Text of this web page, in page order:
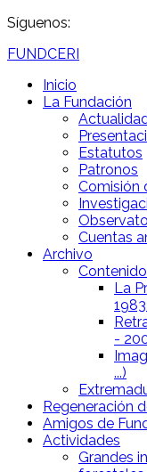
Síguenos:
FUNDCERI
Inicio
La Fundación
Estatutos
Patronos
Comisión
Cuentas
Archivo
La
-
...)
Regeneración
Amigos de
Actividades
Grandes